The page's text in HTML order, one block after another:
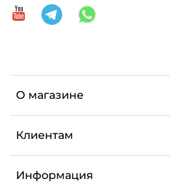
О магазине
Клиентам
Информация